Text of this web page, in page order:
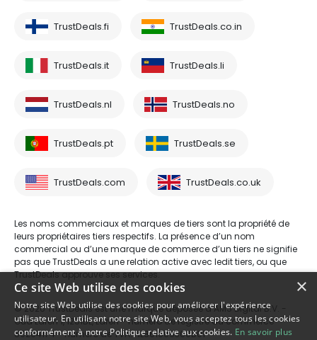
TrustDeals.fi TrustDeals.co.in
TrustDeals.it TrustDeals.li
TrustDeals.nl TrustDeals.no
TrustDeals.pt TrustDeals.se
TrustDeals.com TrustDeals.co.uk
Les noms commerciaux et marques de tiers sont la propriété de
leurs propriétaires tiers respectifs. La présence d’un nom
commercial ou d’une marque de commerce d’un tiers ne signifie
pas que TrustDeals a une relation active avec ledit tiers, ou que
TrustDeals approuve ses services.
© 2026 TrustDeals est une marque déposée d’AMS Digital B.V. -
Oud Laren 1, 1251BL, Laren - numéro de registre du commerce
80264174 - numéro de TVA: NL861609360B01
×
Ce site Web utilise des cookies
Notre site Web utilise des cookies pour améliorer l'expérience
utilisateur. En utilisant notre site Web, vous acceptez tous les cookies
conformément à notre Politique relative aux cookies. En savoir plus